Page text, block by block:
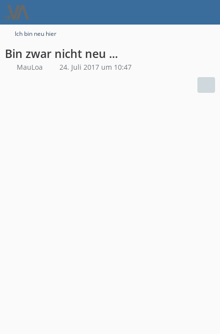
Ich bin neu hier
Bin zwar nicht neu ...
MauLoa 24. Juli 2017 um 10:47